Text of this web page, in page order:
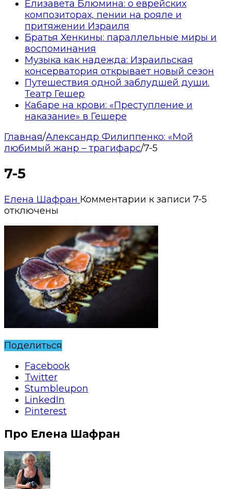
Елизавета Блюмина: о еврейских
композиторах, пении на рояле и
притяжении Израиля
Братья Хенкины: параллельные миры и
воспоминания
Музыка как надежда: Израильская
консерватория открывает новый сезон
Путешествия одной заблудшей души.
Театр Гешер
Кабаре на крови: «Преступление и
наказание» в Гешере
Главная/Александр Филиппенко: «Мой
любимый жанр – трагифарс/7-5
7-5
Елена Шафран Комментарии к записи 7-5
отключены
Поделиться
Facebook
Twitter
Stumbleupon
LinkedIn
Pinterest
Про Елена Шафран